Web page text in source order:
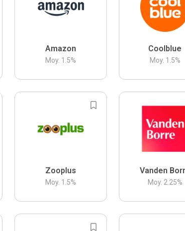
Amazon
Moy. 1.5%
Coolblue
Moy. 1.5%
Zooplus
Moy. 1.5%
Vanden
Moy. 2.25%